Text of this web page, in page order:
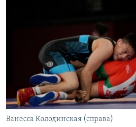
Ванесса Колодинская (справа)